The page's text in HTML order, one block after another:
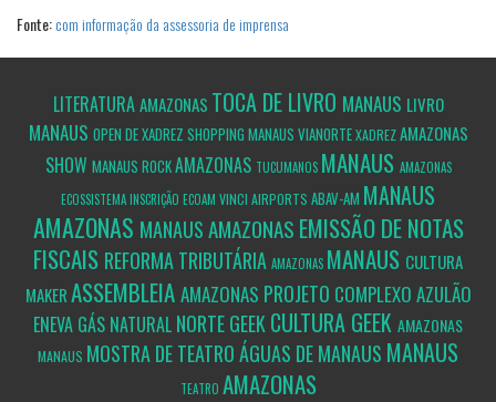
Fonte:com informação da assessoria de imprensa
LITERATURAAMAZONAS TOCA DE LIVRO MANAUS LIVRO
MANAUS OPEN DE XADREZ SHOPPING MANAUS VIANORTEXADREZAMAZONAS
SHOW MANAUS ROCKAMAZONAS TUCUMANOS MANAUS AMAZONAS
ECOSSISTEMAINSCRIÇÃO ECOAM VINCI AIRPORTS ABAV-AM MANAUS
AMAZONAS MANAUSAMAZONAS EMISSÃO DE NOTAS
FISCAIS REFORMA TRIBUTÁRIA AMAZONAS MANAUS CULTURA
MAKERASSEMBLEIA AMAZONAS PROJETO COMPLEXO AZULÃO
ENEVA GÁS NATURAL NORTE GEEK CULTURA GEEK AMAZONAS
MANAUS MOSTRA DE TEATRO ÁGUAS DE MANAUS MANAUS
TEATRO AMAZONAS